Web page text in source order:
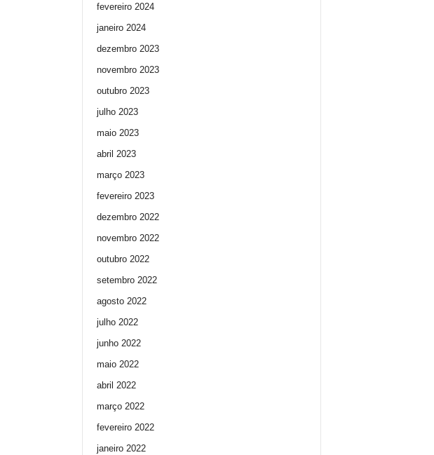
fevereiro 2024
janeiro 2024
dezembro 2023
novembro 2023
outubro 2023
julho 2023
maio 2023
abril 2023
março 2023
fevereiro 2023
dezembro 2022
novembro 2022
outubro 2022
setembro 2022
agosto 2022
julho 2022
junho 2022
maio 2022
abril 2022
março 2022
fevereiro 2022
janeiro 2022